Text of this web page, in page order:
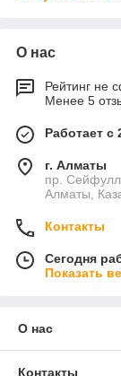
О нас
Рейтинг не
Менее 5
Работает с
г. Алматы
пр.
Алматы,
Контакты
Сегодня
Показать
О нас
Контакты